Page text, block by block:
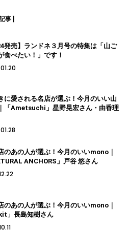
事 ]
発売】ランドネ３月号の特集は「山ご
食べたい！」です！
に愛される名店が選ぶ！今月のいい山
「Ametsuchi」星野晃宏さん・由香理
のあの人が選ぶ！今月のいいmono｜
ANCHORS」戸谷 悠さん
のあの人が選ぶ！今月のいいmono｜
」長島知樹さん